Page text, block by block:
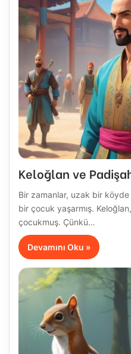
Keloğlan ve
Bir zamanlar, uzak bir
bir çocuk yaşarmış.
çocukmuş. Çünkü…
Devamını Oku »